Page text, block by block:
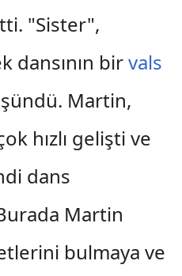
"Sister",
dansının birvals
Martin,
hızlı gelişti ve
dans
Martin
bulmaya ve